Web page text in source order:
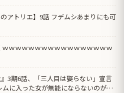
アトリエ】9話 フデムシあまりにも可
ｗｗｗｗｗｗｗｗｗｗｗｗｗｗｗｗｗ
3期6話、「三人目は娶らない」宣言
に入った女が無能にならないのがこ